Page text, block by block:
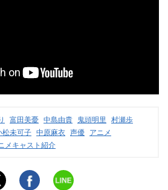
富田美憂 中島由貴 鬼頭明里 村瀬歩
松未可子 中原麻衣 声優 アニメ
メキャスト紹介